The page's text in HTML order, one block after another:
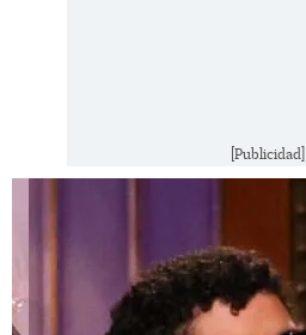
[Publicidad]